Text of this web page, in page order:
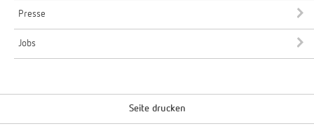
Presse
Jobs
Seite drucken